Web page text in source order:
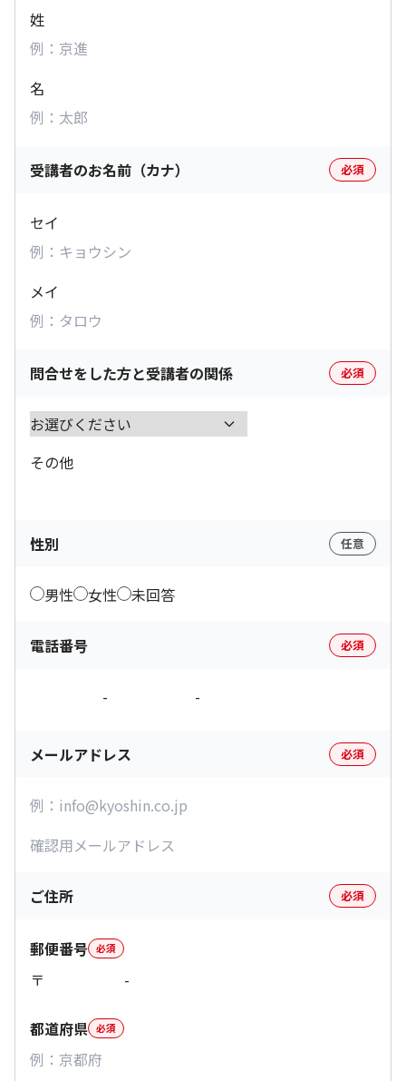
姓
名
受講者のお名前（カナ） 必須
セイ
メイ
問合せをした方と受講者の関係 必須
その他
性別 任意
男性 女性 未回答
電話番号 必須
- -
メールアドレス 必須
ご住所 必須
郵便番号 必須
〒 -
都道府県 必須